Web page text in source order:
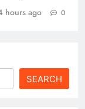
hours ago 0
SEARCH